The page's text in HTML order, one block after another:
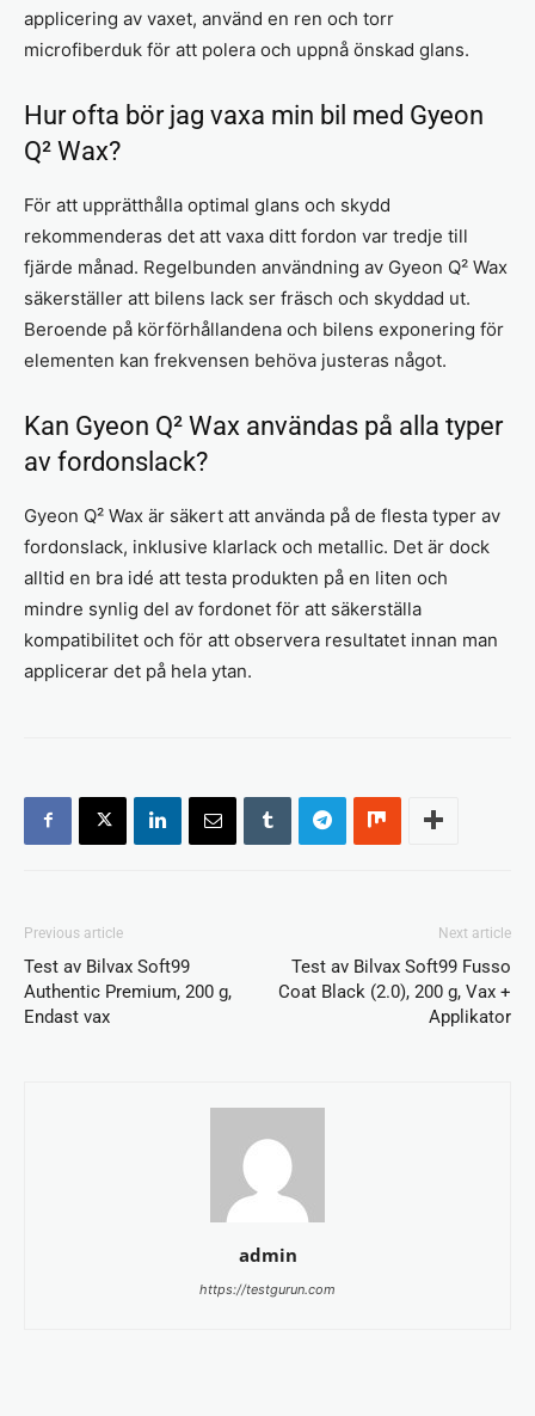
applicering av vaxet, använd en ren och torr
microfiberduk för att polera och uppnå önskad glans.
Hur ofta bör jag vaxa min bil med Gyeon
Q² Wax?
För att upprätthålla optimal glans och skydd
rekommenderas det att vaxa ditt fordon var tredje till
fjärde månad. Regelbunden användning av Gyeon Q² Wax
säkerställer att bilens lack ser fräsch och skyddad ut.
Beroende på körförhållandena och bilens exponering för
elementen kan frekvensen behöva justeras något.
Kan Gyeon Q² Wax användas på alla typer
av fordonslack?
Gyeon Q² Wax är säkert att använda på de flesta typer av
fordonslack, inklusive klarlack och metallic. Det är dock
alltid en bra idé att testa produkten på en liten och
mindre synlig del av fordonet för att säkerställa
kompatibilitet och för att observera resultatet innan man
applicerar det på hela ytan.
Previous article
Test av Bilvax Soft99
Authentic Premium, 200 g,
Endast vax
Next article
Test av Bilvax Soft99 Fusso
Coat Black (2.0), 200 g, Vax +
Applikator
admin
https://testgurun.com